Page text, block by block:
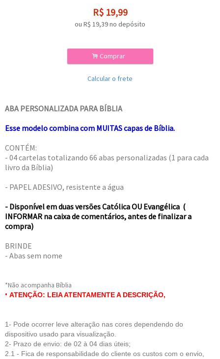
R$ 19,99
ou R$ 19,39no depósito
. Comprar
Calcular o frete
ABA PERSONALIZADA PARA BÍBLIA
Esse modelo combina com MUITAS capas de Bíblia.
CONTÉM:
- 04 cartelas totalizando 66 abas personalizadas (1 para cada
livro da Bíblia)
- PAPEL ADESIVO, resistente a água
- Disponível em duas versões Católica OU Evangélica (
INFORMAR na caixa de comentários, antes de finalizar a
compra)
BRINDE
- Abas sem nome
*Não acompanha Bíblia
• ATENÇÃO: LEIA ATENTAMENTE A DESCRIÇÃO,
1- Pode ocorrer leve alteração nas cores dependendo do
dispositivo usado para visualização.
2- Prazo de envio: de 02 à 04 dias úteis;
2.1 - Fica de responsabilidade do cliente os custos com o envio,